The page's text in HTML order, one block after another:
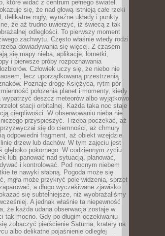
które widać z centrum pełnego świateł.
się, że nad głową istnieją całe rzeki
delikatne mgły, wyraźne układy i punkty
że aż trudno uwierzyć, iż świecą z tak
odległości. To pierwszy moment
zachwytu. Często właśnie wtedy rodzi
dowiadywania się więcej. Z czasem
się mapy nieba, aplikacje, lornetki,
i pierwsze próby rozpoznawania
Człowiek uczy się, że niebo nie
lecz uporządkowaną przestrzenią
Poznaje drogę Księżyca, rytm pór
położenia planet i momenty, kiedy
wypatrzyć deszcz meteorów albo wyjątkowo
stacji orbitalnej. Każda taka noc staje
cierpliwości. W obserwowaniu nieba nie
przyspieszyć. Trzeba poczekać, aż
się do ciemności, aż chmury
odpowiedni fragment, aż obiekt wzejdzie
drzew lub dachów. W tym zajęciu jest
głęboko pokornego. W codziennym życiu
lubi panować nad sytuacją, planować,
i kontrolować. Pod nocnym niebem
te nawyki słabną. Pogoda może się
mgła może przykryć pole widzenia, sprzęt
a długo wyczekiwane zjawisko
się subtelniejsze, niż wyobrażaliśmy
A jednak właśnie ta niepewność
że każda udana obserwacja zostaje w
tak mocno. Gdy po długim oczekiwaniu
zobaczyć pierścienie Saturna, kratery na
albo delikatne pojaśnienie odległej